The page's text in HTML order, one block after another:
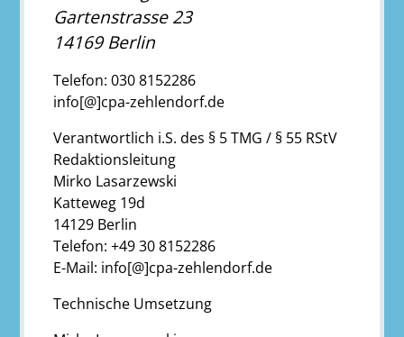
Gartenstrasse 23
14169 Berlin
Telefon: 030 8152286
info[@]cpa-zehlendorf.de
Verantwortlich i.S. des § 5 TMG / § 55 RStV
Redaktionsleitung
Mirko Lasarzewski
Katteweg 19d
14129 Berlin
Telefon: +49 30 8152286
E-Mail: info[@]cpa-zehlendorf.de
Technische Umsetzung